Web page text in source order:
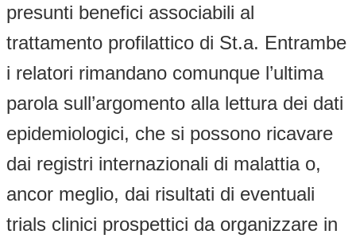
presunti benefici associabili al
trattamento profilattico di St.a. Entrambe
i relatori rimandano comunque l’ultima
parola sull’argomento alla lettura dei dati
epidemiologici, che si possono ricavare
dai registri internazionali di malattia o,
ancor meglio, dai risultati di eventuali
trials clinici prospettici da organizzare in